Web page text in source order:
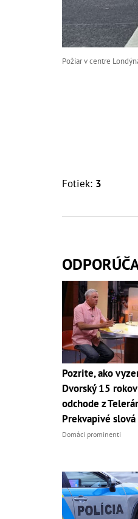
Požiar v centre
Fotiek: 3
Pozrite, ako
Dvorský 15
odchode z
Prekvapivé
Domáci prominenti